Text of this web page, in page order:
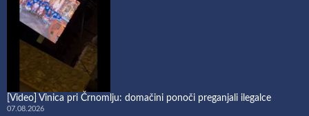
[Video] Vinica pri Črnomlju: domačini ponoči preganjali ilegalce
07.08.2026